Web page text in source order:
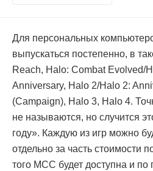
Для персональных
выпускаться постепенно, в
Reach, Halo: Combat Evolved/
Anniversary, Halo 2/Halo 2:
(Campaign), Halo 3, Halo 4.
не называются, но случится
году». Каждую из игр можно
отдельно за часть стоимости
того MCC будет доступна и